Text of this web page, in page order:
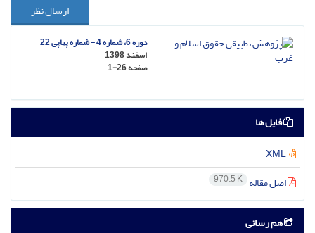
ارسال نظر
دوره 6، شماره 4 - شماره پیاپی 22
اسفند 1398
صفحه1-26
فایل ها
اصل مقاله 970.5 K
هم رسانی